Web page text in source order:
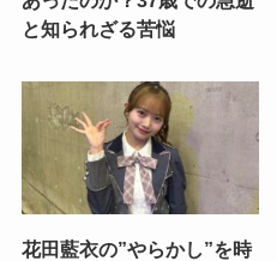
と知られざる苦悩
花田藍衣の”やらかし”を時